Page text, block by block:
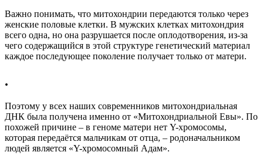
Важно понимать, что митохондрии передаются только через
женские половые клетки. В мужских клетках митохондрия
всего одна, но она разрушается после оплодотворения, из-за
чего содержащийся в этой структуре генетический материал
каждое последующее поколение получает только от матери.
.
Поэтому у всех наших современников митохондриальная
ДНК была получена именно от «Митохондриальной Евы». По
похожей причине – в геноме матери нет Y-хромосомы,
которая передаётся мальчикам от отца, – родоначальником
людей является «Y-хромосомный Адам».